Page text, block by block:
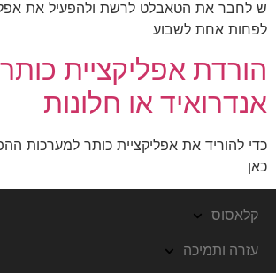
ש לחבר את הטאבלט לרשת ולהפעיל את
לפחות אחת לשבוע
הורדת אפליקציית
אנדרואיד או חלונות
כדי להוריד את אפליקציית כותר למערכות
כאן
קלאסוס
עזרה ותמיכה